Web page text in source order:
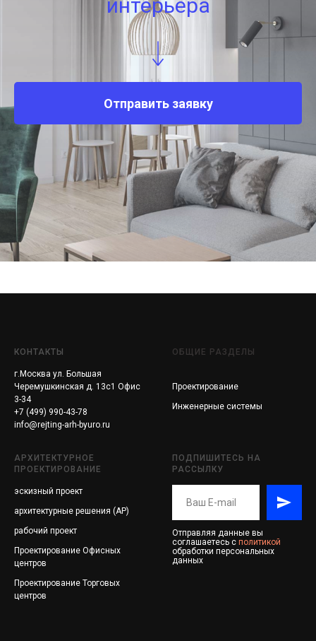
интерьера
Отправить заявку
КОНТАКТЫ
г.Москва ул. Большая
Черемушкинская д. 13с1 Офис
3-34
+7 (499) 990-43-78
info@rejting-arh-byuro.ru
ОБЩИЕ РАЗДЕЛЫ
Проектирование
Инженерные системы
АРХИТЕКТУРНОЕ
ПРОЕКТИРОВАНИЕ
эскизный проект
архитектурные решения (АР)
рабочий проект
Проектирование Офисных
центров
Проектирование Торговых
центров
ПОДПИШИТЕСЬ НА
РАССЫЛКУ
Отправляя данные вы
соглашаетесь с политикой
обработки персональных
данных